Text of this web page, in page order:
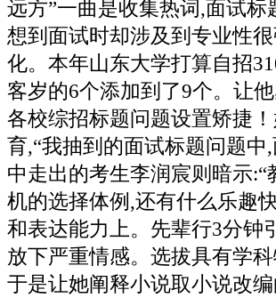
远方”一曲是收集热词,面试
想到面试时却涉及到专业性
化。本年山东大学打算自招
客岁的6个添加到了9个。让
各校综招标题问题设置矫捷
育,“我抽到的面试标题问题中
中走出的考生李润宸则暗示
机的选择体例,还有什么乐趣
和表达能力上。先辈行3分钟
放下严重情感。选拔具有学
于是让她阐释小说取小说改